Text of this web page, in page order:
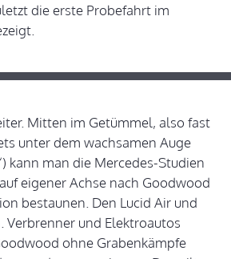
die erste Probefahrt im
Mitten im Getümmel, also fast
unter dem wachsamen Auge
kann man die Mercedes-Studien
eigener Achse nach Goodwood
bestaunen. Den Lucid Air und
Verbrenner und Elektroautos
ohne Grabenkämpfe